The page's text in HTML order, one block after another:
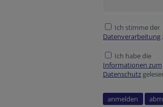
Ich stimme der
Datenverarbeitung
Ich habe die
Informationen zum
Datenschutz